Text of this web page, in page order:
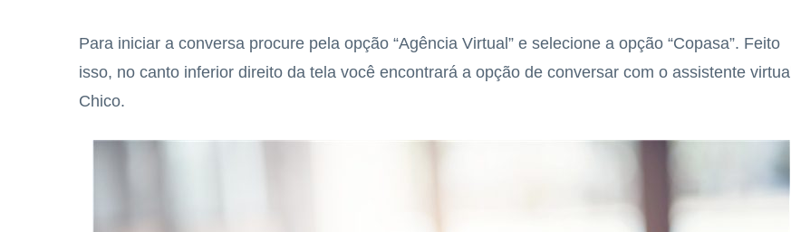
Para iniciar a conversa procure pela opção “Agência Virtual” e selecione a opção “Copasa”. Feito
isso, no canto inferior direito da tela você encontrará a opção de conversar com o assistente virtual
Chico.